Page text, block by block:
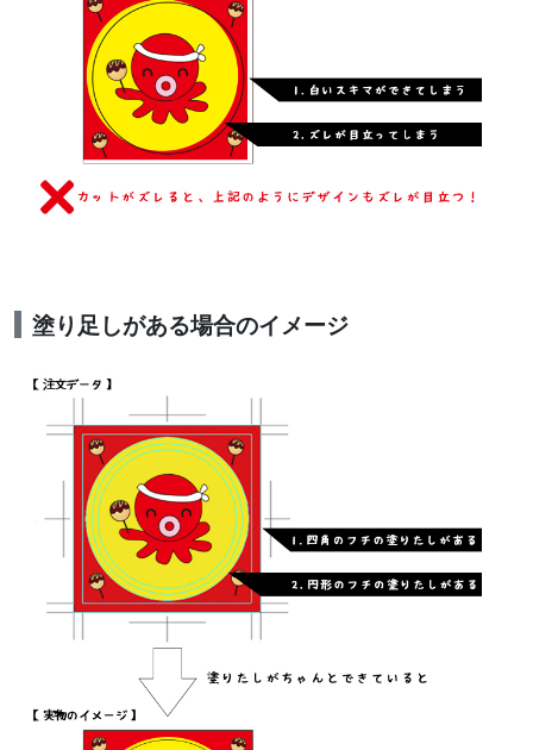
塗り足しがある場合のイメージ